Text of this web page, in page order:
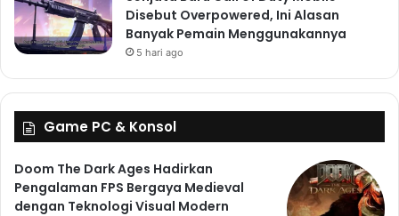
Disebut Overpowered, Ini Alasan
Banyak Pemain Menggunakannya
5 hari ago
Game PC & Konsol
Doom The Dark Ages Hadirkan
Pengalaman FPS Bergaya Medieval
dengan Teknologi Visual Modern